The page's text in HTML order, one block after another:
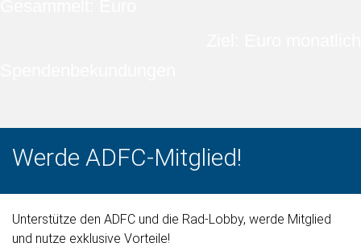
Werde ADFC-Mitglied!
Unterstütze den ADFC und die Rad-Lobby, werde Mitglied
und nutze exklusive Vorteile!